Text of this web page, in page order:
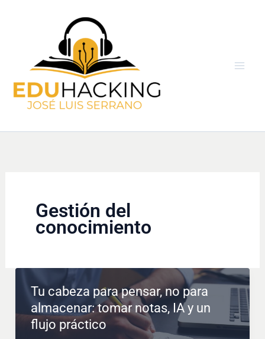
Gestión del
conocimiento
Tu cabeza para pensar, no para
almacenar: tomar notas, IA y un
flujo práctico